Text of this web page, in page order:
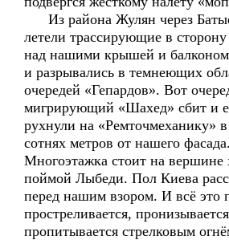
Из района Жулян через
летели трассирующие в
над нашими крышей и
и разрывались в темнеющих
очередей «Гепардов». Вот
мигрирующий «Шахед» сбит и
рухнули на «Ремточмеханику»
сотнях метров от нашего фасада.
Многоэтажка стоит на вершине
поймой Лыбеди. Пол Киева
перед нашим взором. И всё это
простреливается,
пропитывается стрелковым